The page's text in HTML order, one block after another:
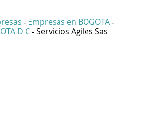
- Empresas en BOGOTA -
D C - Servicios Agiles Sas